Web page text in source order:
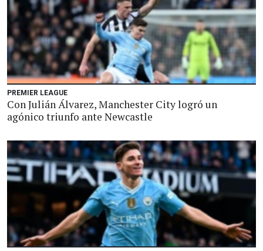
PREMIER LEAGUE
Con Julián Álvarez, Manchester City logró un
agónico triunfo ante Newcastle